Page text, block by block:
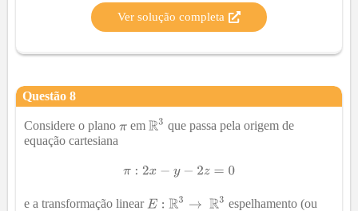
Ver solução completa
Questão 8
Considere o plano em
que passa pela origem de
equação cartesiana
e a transformação linear espelhamento (ou